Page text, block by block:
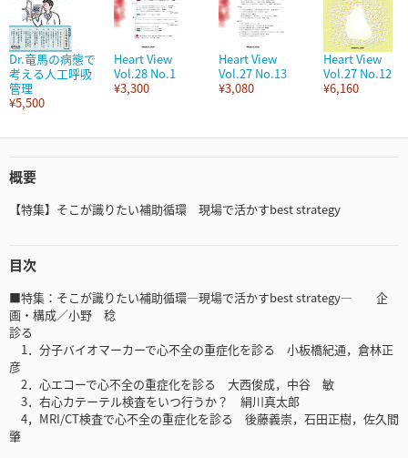
Dr.竜馬の病態で
考える人工呼吸
管理
¥5,500
Heart View
Vol.28 No.1
¥3,300
Heart View
Vol.27 No.13
¥3,080
Heart View
Vol.27 No.12
¥6,160
概要
【特集】そこが識りたい補助循環 現場で活かすbest strategy
目次
■特集：そこが識りたい補助循環—現場で活かすbest strategy— 企
画・構成／小野 稔
診る
1．分子バイオマーカーで心不全の重症化を診る 小板橋紀通，倉林正
彦
2．心エコーで心不全の重症化を診る 大西俊成，中谷 敏
3．右心カテーテル検査をいつ行うか？ 絹川真太郎
4，MRI/CT検査で心不全の重症化を診る 後藤義崇，石田正樹，佐久間
肇